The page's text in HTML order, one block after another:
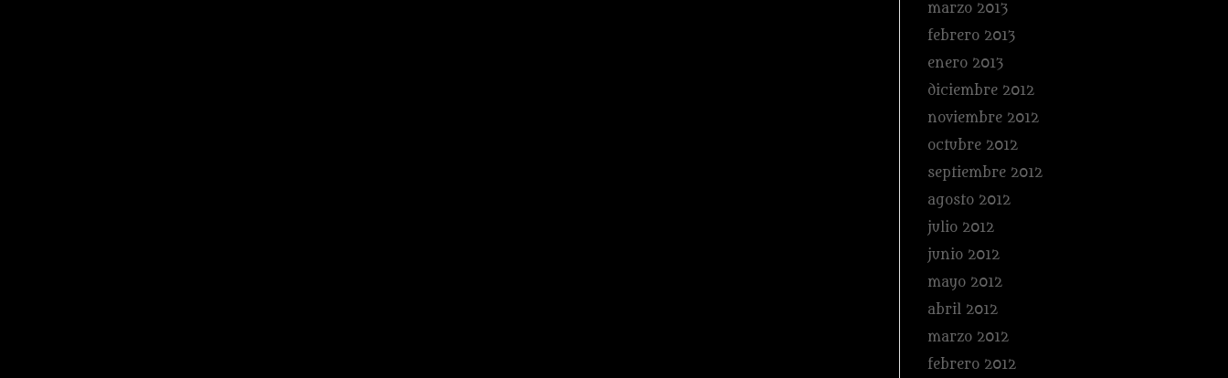
marzo 2013
febrero 2013
enero 2013
diciembre 2012
noviembre 2012
octubre 2012
septiembre 2012
agosto 2012
julio 2012
junio 2012
mayo 2012
abril 2012
marzo 2012
febrero 2012